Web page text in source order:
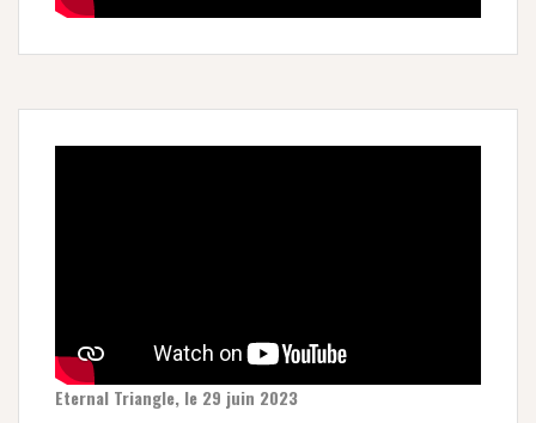
Eternal Triangle, le 29 juin 2023